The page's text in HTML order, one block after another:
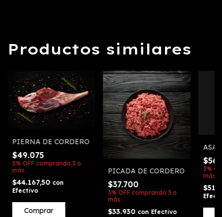
Productos similares
PIERNA DE CORDERO
$49.075
3% OFF comprando 3 o
más
$44.167,50 con
Efectivo
Comprar
PICADA DE CORDERO
$37.700
3% OFF comprando 3 o
más
$33.930 con Efectivo
3%
más